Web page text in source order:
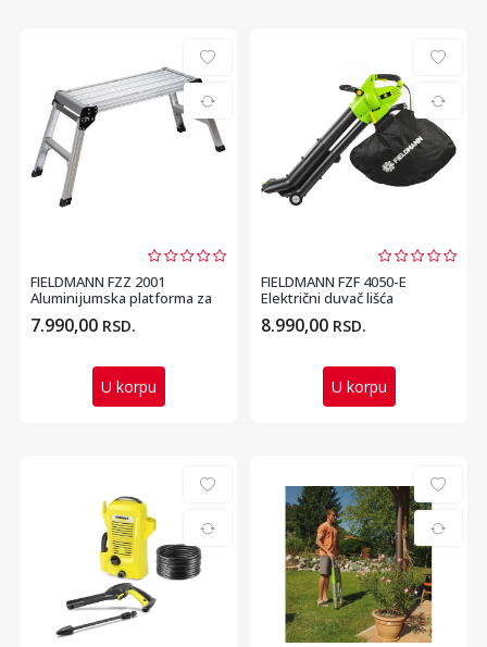
FIELDMANN FZZ 2001
Aluminijumska platforma za
rad
7.990,00 RSD.
U korpu
FIELDMANN FZF 4050-E
Električni duvač lišća
8.990,00 RSD.
U korpu